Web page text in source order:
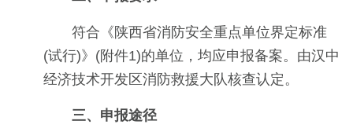
符合《陕西省消防安全重点单位界定标准
(试行)》(附件1)的单位，均应申报备案。由汉中
经济技术开发区消防救援大队核查认定。
三、申报途径